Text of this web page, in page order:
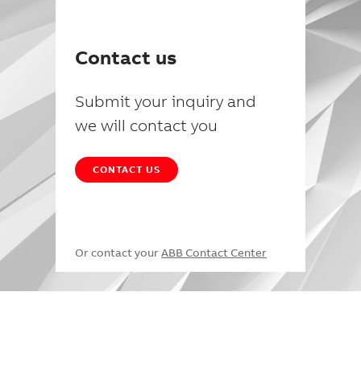
Contact us
Submit your inquiry and
we will contact you
CONTACT US
Or contact your ABB Contact Center